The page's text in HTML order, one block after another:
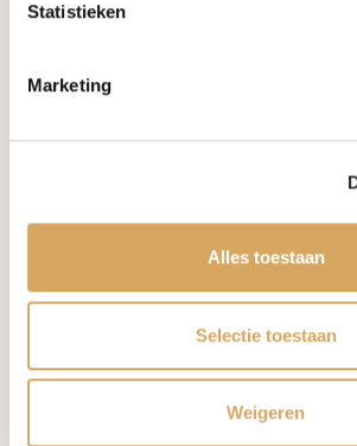
Statistieken
Marketing
Alles toestaan
Selectie toestaan
Weigeren
Leveringsvoorwaarden
Privacy Policy